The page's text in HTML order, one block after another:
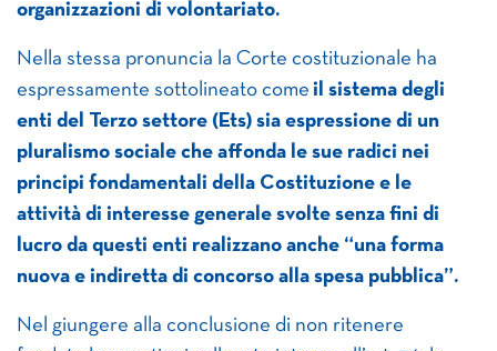
organizzazioni di volontariato.
Nella stessa pronuncia la Corte costituzionale ha
espressamente sottolineato come i l sistema degli
enti del Terzo settore (Ets) sia espressione di un
pluralismo sociale che affonda le sue radici nei
principi fondamentali della Costituzione e le
attività di interesse generale svolte senza fini di
lucro da questi enti realizzano anche “una forma
nuova e indiretta di concorso alla spesa pubblica”.
Nel giungere alla conclusione di non ritenere